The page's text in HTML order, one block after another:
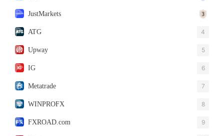
JustMarkets
ATG 4
Upway 5
IG 6
Metatrade 7
WINPROFX 8
FXROAD.com 9